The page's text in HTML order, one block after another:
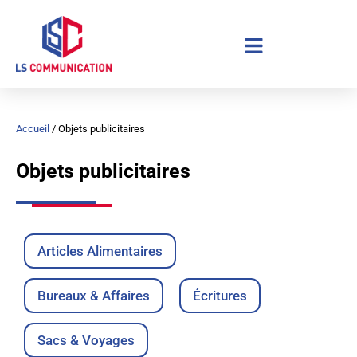
contenu
Accueil / Objets publicitaires
Objets publicitaires
Articles Alimentaires
Bureaux & Affaires Écritures
Sacs & Voyages